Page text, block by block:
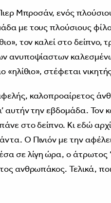
Μπροσάν, ενός
με τους πλούσιους
τον καλεί στο δείπνο,
ανυποψίαστων
«ηλίθιο», στέφεται
καλοπροαίρετος
αυτήν την εβδομάδα. Τον
στο δείπνο. Κι εδώ
Ο Πινιόν με την
σε λίγη ώρα, ο άτρωτος
ανθρωπάκος. Τελικά,